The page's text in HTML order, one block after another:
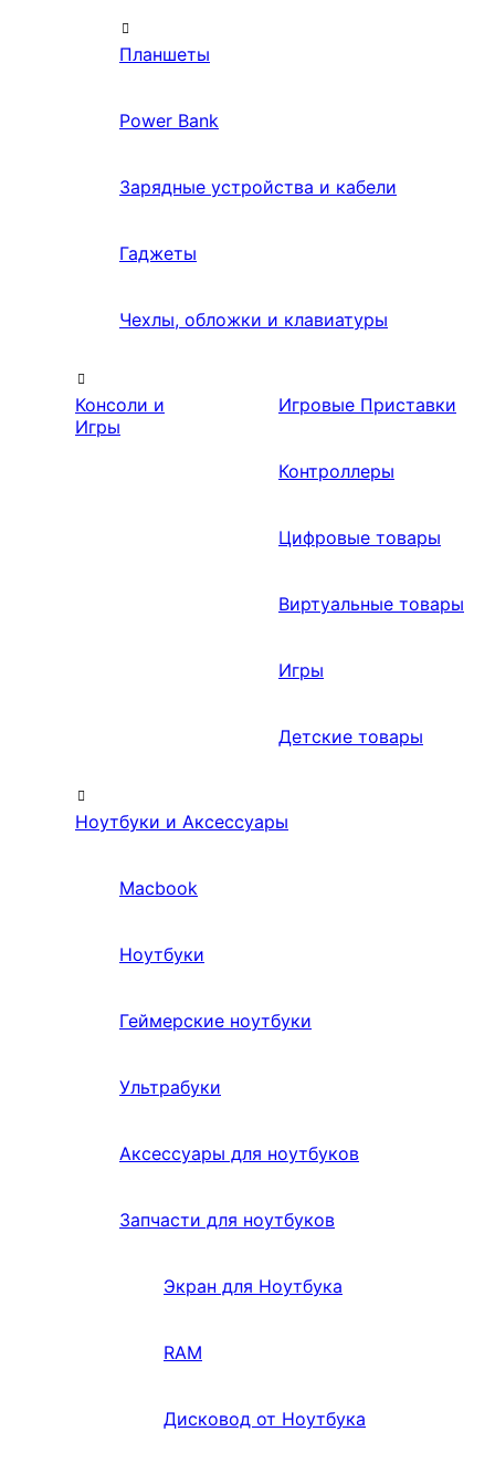
Планшеты
Power Bank
Зарядные устройства и кабели
Гаджеты
Чехлы, обложки и клавиатуры
Консоли и
Игры
Игровые Приставки
Контроллеры
Цифровые товары
Виртуальные товары
Игры
Детские товары
Ноутбуки и Аксессуары
Macbook
Ноутбуки
Геймерские ноутбуки
Ультрабуки
Аксессуары для ноутбуков
Запчасти для ноутбуков
Экран для Ноутбука
RAM
Дисковод от Ноутбука